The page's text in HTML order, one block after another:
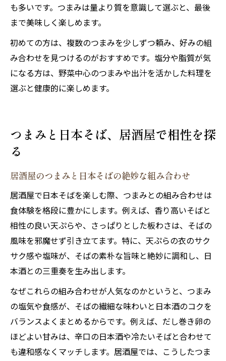
も多いです。つまみは量より質を意識して選ぶと、最後
まで美味しく楽しめます。
初めての方は、複数のつまみを少しずつ頼み、好みの組
み合わせを見つけるのがおすすめです。塩分や脂質が気
になる方は、野菜中心のつまみや出汁を活かした料理を
選ぶと健康的に楽しめます。
つまみと日本そば、居酒屋で相性を探
る
居酒屋のつまみと日本そばの絶妙な組み合わせ
居酒屋で日本そばを楽しむ際、つまみとの組み合わせは
食体験を格段に豊かにします。例えば、香り高いそばと
相性の良い天ぷらや、さっぱりとした板わさは、そばの
風味を邪魔せず引き立てます。特に、天ぷらの衣のサク
サク感や塩味が、そばの素朴な旨味と絶妙に調和し、日
本酒との三重奏を生み出します。
なぜこれらの組み合わせが人気なのかというと、つまみ
の塩気や食感が、そばの繊細な味わいと日本酒のコクを
バランスよくまとめるからです。例えば、だし巻き卵の
ほどよい甘みは、辛口の日本酒や冷たいそばと合わせて
も違和感なくマッチします。居酒屋では、こうしたつま